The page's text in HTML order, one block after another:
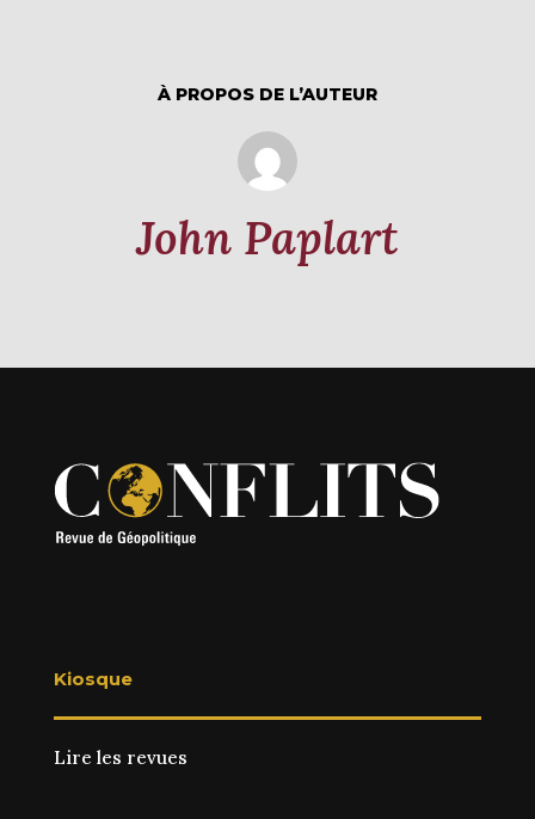
À PROPOS DE L’AUTEUR
John Paplart
Kiosque
Lire les revues